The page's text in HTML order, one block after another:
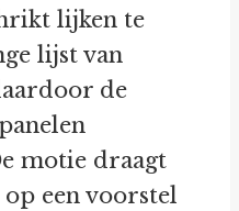
lijken te
lijst van
de
motie draagt
een voorstel